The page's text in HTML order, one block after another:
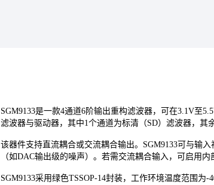
SGM9133是一款4通道6阶输出重构滤波器，可在3.1V至
滤波器与驱动器，其中1个通道为标清（SD）滤波器，其
该器件支持直流耦合或交流耦合输出。SGM9133可与输
（如DAC输出级的噪声）。若需交流耦合输入，可启用内
SGM9133采用绿色TSSOP-14封装，工作环境温度范围为-